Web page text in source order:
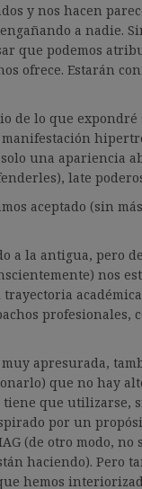
y nos hacen
a nadie.
que podemos
ofrece. Estarán
de lo que
una apariencia
late
aceptado (sin
a la antigua, pero
nos
profesionales,
apresurada,
que no hay
que utilizarse,
por un
(de otro modo, no
haciendo). Pero
hemos